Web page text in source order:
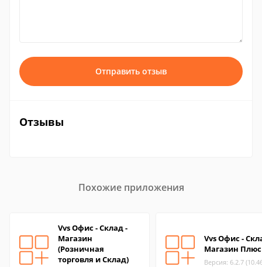
Отправить отзыв
Отзывы
Похожие приложения
Vvs Офис - Склад -
Магазин
(Розничная
торговля и Склад)
Vvs Офис -
Магазин Плюс
Версия: 6.2.7